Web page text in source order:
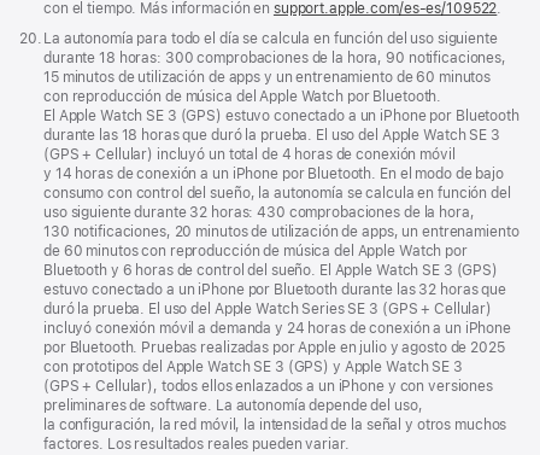
con el tiempo. Más información en support.apple.com/es-es/109522
Nota
página
20. La autonomía para todo el día se calcula en función del uso siguiente
durante 18 horas: 300 comprobaciones de la hora, 90 notificaciones,
15 minutos de utilización de apps y un entrenamiento de 60 minutos
con reproducción de música del Apple Watch por Bluetooth.
El Apple Watch SE 3 (GPS) estuvo conectado a un iPhone por Bluetooth
durante las 18 horas que duró la prueba. El uso del Apple Watch SE 3
(GPS + Cellular) incluyó un total de 4 horas de conexión móvil
y 14 horas de conexión a un iPhone por Bluetooth. En el modo de bajo
consumo con control del sueño, la autonomía se calcula en función del
uso siguiente durante 32 horas: 430 comprobaciones de la hora,
130 notificaciones, 20 minutos de utilización de apps, un entrenamiento
de 60 minutos con reproducción de música del Apple Watch por
Bluetooth y 6 horas de control del sueño. El Apple Watch SE 3 (GPS)
estuvo conectado a un iPhone por Bluetooth durante las 32 horas que
duró la prueba. El uso del Apple Watch Series SE 3 (GPS + Cellular)
incluyó conexión móvil a demanda y 24 horas de conexión a un iPhone
por Bluetooth. Pruebas realizadas por Apple en julio y agosto de 2025
con prototipos del Apple Watch SE 3 (GPS) y Apple Watch SE 3
(GPS + Cellular), todos ellos enlazados a un iPhone y con versiones
preliminares de software. La autonomía depende del uso,
la configuración, la red móvil, la intensidad de la señal y otros muchos
factores. Los resultados reales pueden variar.